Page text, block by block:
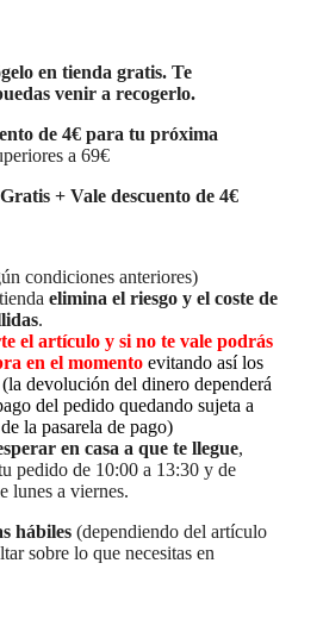
en tienda gratis. Te
venir a recogerlo.
de 4€ para tu próxima
a 69€
+ Vale descuento de 4€
condiciones anteriores)
elimina el riesgo y el coste de
.
el artículo y si no te vale podrás
en el momento evitando así los
devolución del dinero dependerá
del pedido quedando sujeta a
la pasarela de pago)
en casa a que te llegue,
pedido de 10:00 a 13:30 y de
lunes a viernes.
hábiles (dependiendo del artículo
sobre lo que necesitas en